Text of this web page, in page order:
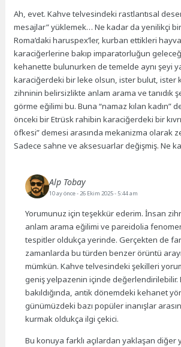
Ah, evet. Kahve telvesindeki rastlantısal
mesajlar” yüklemek… Ne kadar da yenilikçi bir
Roma’daki haruspex’ler, kurban ettikleri
karaciğerlerine bakıp imparatorluğun
kehanette bulunurken de temelde aynı şeyi
karaciğerdeki bir leke olsun, ister bulut, ister
zihninin belirsizlikte anlam arama ve tanıdık
görme eğilimi bu. Buna “namaz kılan kadın”
önceki bir Etrüsk rahibin karaciğerdeki bir
öfkesi” demesi arasında mekanizma olarak
Sadece sahne ve aksesuarlar değişmiş. Ne
Alp Tobay
10 ay önce- 26 Ekim 2025 - 5:44 am
Yorumunuz için teşekkür ederim. İnsan
anlam arama eğilimi ve pareidolia
tespitler oldukça yerinde. Gerçekten de
zamanlarda bu türden benzer örüntü
mümkün. Kahve telvesindeki şekilleri
geniş yelpazenin içinde
bakıldığında, antik dönemdeki kehanet
günümüzdeki bazı popüler inanışlar
kurmak oldukça ilgi çekici.
Bu konuya farklı açılardan yaklaşan diğer